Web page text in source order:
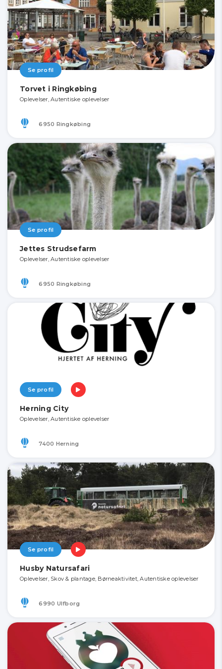
Se profil
Torvet i Ringkøbing
Oplevelser, Autentiske oplevelser
6950 Ringkøbing
Se profil
Jettes Strudsefarm
Oplevelser, Autentiske oplevelser
6950 Ringkøbing
Se profil
Herning City
Oplevelser, Autentiske oplevelser
7400 Herning
Se profil
Husby Natursafari
Oplevelser, Skov & plantage, Børneaktivitet, Autentiske oplevelser
6990 Ulfborg